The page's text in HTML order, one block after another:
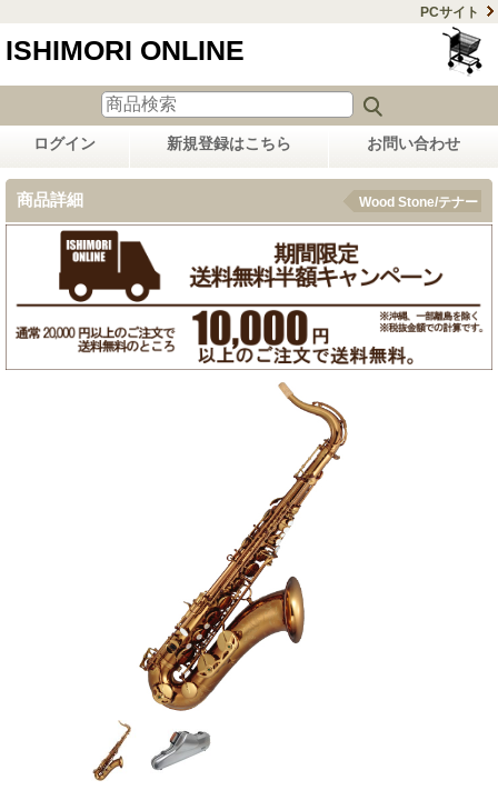
PCサイト
ISHIMORI ONLINE
ログイン 新規登録はこちら お問い合わせ
商品詳細 Wood Stone/テナー